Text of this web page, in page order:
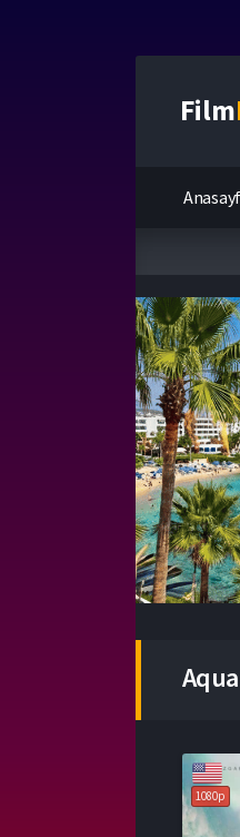
Film
1080p